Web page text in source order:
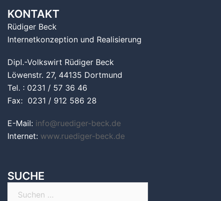
KONTAKT
Rüdiger Beck
Internetkonzeption und Realisierung
Dipl.-Volkswirt Rüdiger Beck
Löwenstr. 27, 44135 Dortmund
Tel. : 0231 / 57 36 46
Fax: 0231 / 912 586 28
E-Mail: info@ruediger-beck.de
Internet: www.ruediger-beck.de
SUCHE